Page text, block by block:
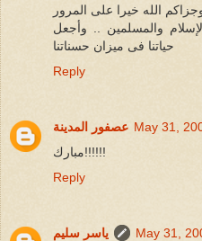
الله خيرا على المرور
والمسلمين .. وأجعل
حياتنا فى ميزان حسناتنا
Reply
عصفور المدينة May 31,
مبارك!!!!!!
Reply
ياسر سليم
May 31,